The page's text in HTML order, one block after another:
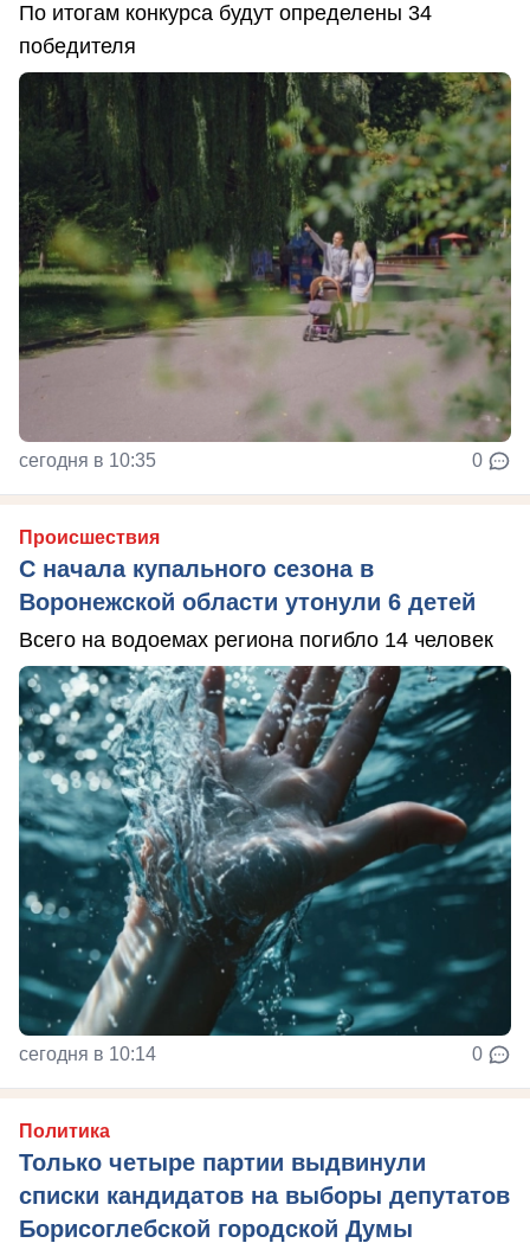
По итогам конкурса будут определены 34
победителя
сегодня в 10:35 0
Происшествия
С начала купального сезона в
Воронежской области утонули 6 детей
Всего на водоемах региона погибло 14 человек
сегодня в 10:14 0
Политика
Только четыре партии выдвинули
списки кандидатов на выборы депутатов
Борисоглебской городской Думы